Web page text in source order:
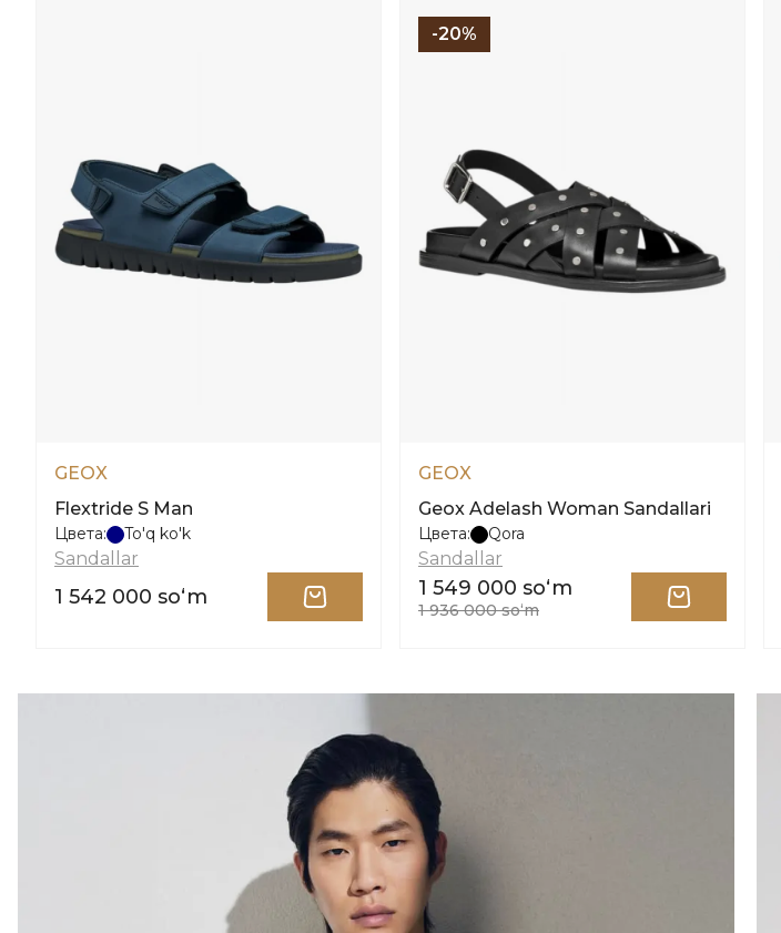
GEOX
Flextride S Man
Цвета: To'q ko'k
Sandallar
1 542 000 soʻm
-20%
GEOX
Geox Adelash Woman Sandallari
Цвета: Qora
Sandallar
1 549 000 soʻm
1 936 000 soʻm